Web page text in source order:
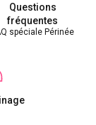
Questions
fréquentes
spéciale Périnée